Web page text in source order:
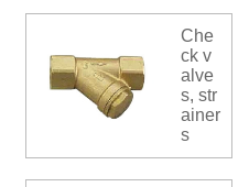
Che
ck v
alve
s, str
ainer
s